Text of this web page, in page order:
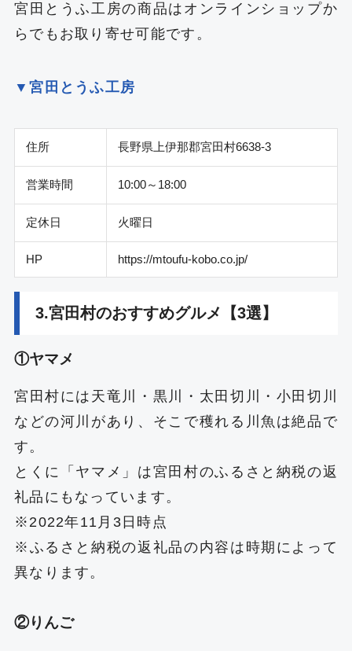
宮田とうふ工房の商品はオンラインショップか
らでもお取り寄せ可能です。
▼宮田とうふ工房
住所 長野県上伊那郡宮田村6638-3
営業時間 10:00～18:00
定休日 火曜日
HP https://mtoufu-kobo.co.jp/
3.宮田村のおすすめグルメ【3選】
①ヤマメ
宮田村には天竜川・黒川・太田切川・小田切川
などの河川があり、そこで穫れる川魚は絶品で
す。
とくに「ヤマメ」は宮田村のふるさと納税の返
礼品にもなっています。
※2022年11月3日時点
※ふるさと納税の返礼品の内容は時期によって
異なります。
②りんご